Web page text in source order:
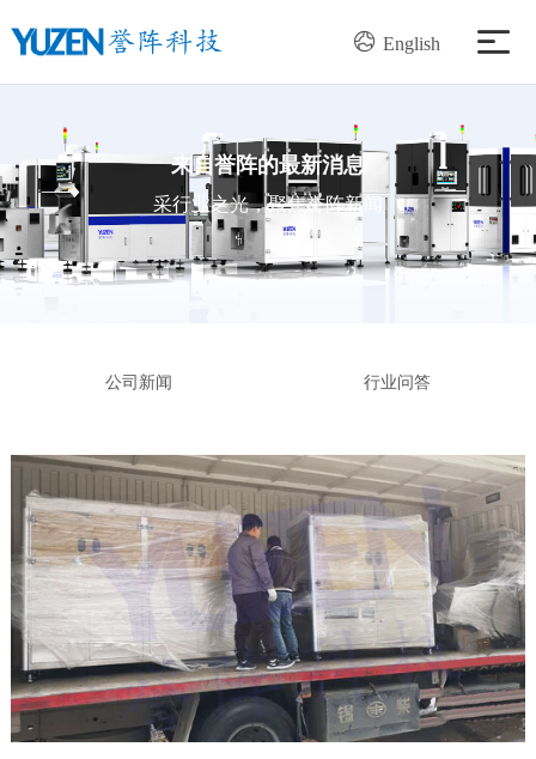
English
产品中心
解决方案
服务支持
加入我们
联系&服务
来自誉阵的最新消息
采行业之光，聚焦誉阵新闻
公司新闻 行业问答